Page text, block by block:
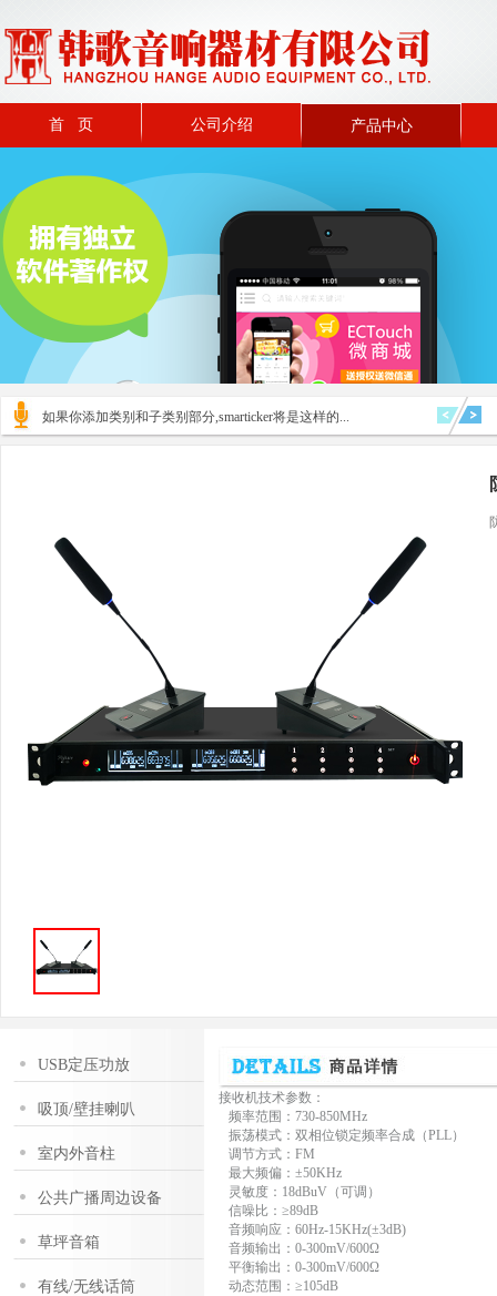
首 页 公司介绍 产品中心
如果你添加类别和子类别部分,smarticker将是这样的...
USB定压功放
吸顶/壁挂喇叭
室内外音柱
公共广播周边设备
草坪音箱
有线/无线话筒
接收机技术参数：
频率范围：730-850MHz
振荡模式：双相位锁定频率合成（PLL）
调节方式：FM
最大频偏：±50KHz
灵敏度：18dBuV（可调）
信噪比：≥89dB
音频响应：60Hz-15KHz(±3dB)
音频输出：0-300mV/600Ω
平衡输出：0-300mV/600Ω
动态范围：≥105dB